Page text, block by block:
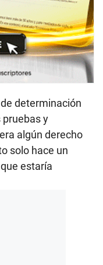
determinación
pruebas y
algún derecho
solo hace un
estaría